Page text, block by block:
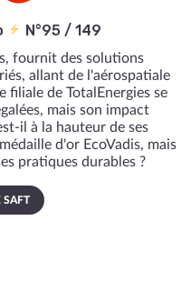
N°95 / 149
fournit des solutions
allant de l'aérospatiale
filiale de TotalEnergies se
mais son impact
il à la hauteur de ses
d'or EcoVadis, mais
pratiques durables ?
SAFT